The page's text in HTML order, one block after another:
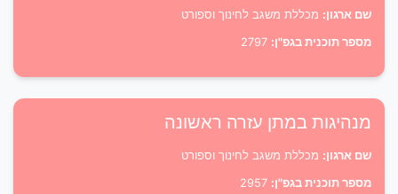
שם ארגון: מכללת משגב לחינוך וספורט
מספר תוכנית בגפ"ן:
מנהיגות במתן עזרה ראשונה
שם ארגון: מכללת משגב לחינוך וספורט
מספר תוכנית בגפ"ן: